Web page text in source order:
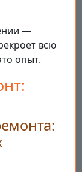
—
всю
опыт.